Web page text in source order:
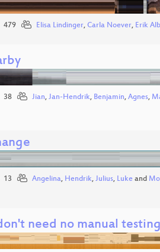
479 Elisa Lindinger, Carla Noever, Erik
38 Jian, Jan-Hendrik, Benjamin, Agnes,
13 Angelina, Hendrik, Julius, Luke and
need no manual